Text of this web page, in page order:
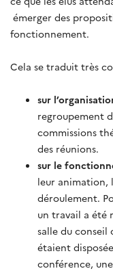
émerger des
fonctionnement.
Cela se traduit très
sur
regroupement
commissions
des réunions.
sur le
leur animation,
déroulement.
un travail a été
salle du
étaient
conférence,